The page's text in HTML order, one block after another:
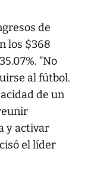
de
los $368
“No
al fútbol.
de un
y activar
el líder